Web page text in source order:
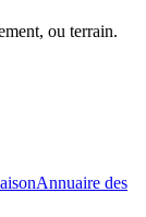
ou terrain.
Annuaire des